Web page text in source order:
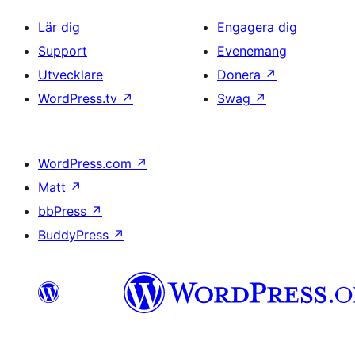
Lär dig
Support
Utvecklare
WordPress.tv ↗
Engagera dig
Evenemang
Donera ↗
Swag ↗
WordPress.com ↗
Matt ↗
bbPress ↗
BuddyPress ↗